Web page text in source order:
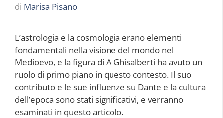
di Marisa Pisano
L’astrologia e la cosmologia erano elementi
fondamentali nella visione del mondo nel
Medioevo, e la figura di A Ghisalberti ha avuto un
ruolo di primo piano in questo contesto. Il suo
contributo e le sue influenze su Dante e la cultura
dell’epoca sono stati significativi, e verranno
esaminati in questo articolo.